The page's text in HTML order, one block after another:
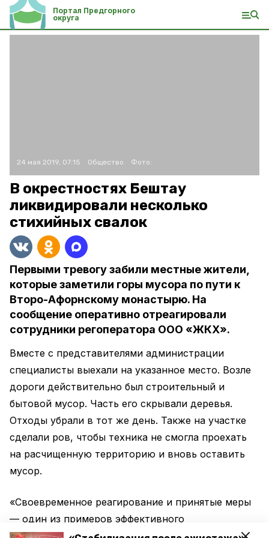
Портал Предгорного
округа
24 мая 2019, 07:15 Общество Фото:
В окрестностях Бештау
ликвидировали несколько
стихийных свалок
Первыми тревогу забили местные жители,
которые заметили горы мусора по пути к
Второ-Афорнскому монастырю. На
сообщение оперативно отреагировали
сотрудники регоператора ООО «ЖКХ».
Вместе с представителями администрации
специалисты выехали на указанное место. Возле
дороги действительно был строительный и
бытовой мусор. Часть его скрывали деревья.
Отходы убрали в тот же день. Также на участке
сделали ров, чтобы техника не смогла проехать
на расчищенную территорию и вновь оставить
мусор.
«Своевременное реагирование и принятые меры
— один из примеров эффективного
взаимодействия регионального оператора,